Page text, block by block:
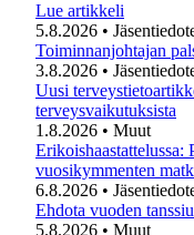
Lue artikkeli
5.8.2026 •
Toiminnanjohtajan
3.8.2026 •
Uusi
terveysvaikutuksista
1.8.2026 • Muut
vuosikymmenten
6.8.2026 •
Ehdota vuoden
5.8.2026 • Muut